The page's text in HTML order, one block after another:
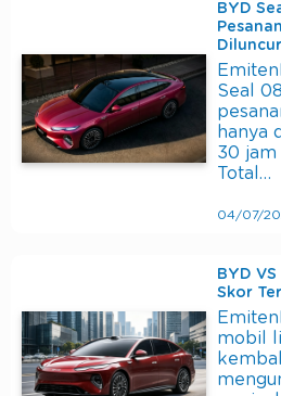
BYD
Seal
hanya
30 jam
Total…
04/07/
BYD
Skor
mobil